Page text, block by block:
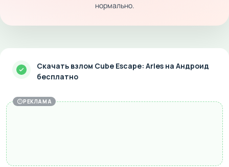
нормально.
Скачать взлом Cube Escape: Arles на Андроид
бесплатно
РЕКЛАМА